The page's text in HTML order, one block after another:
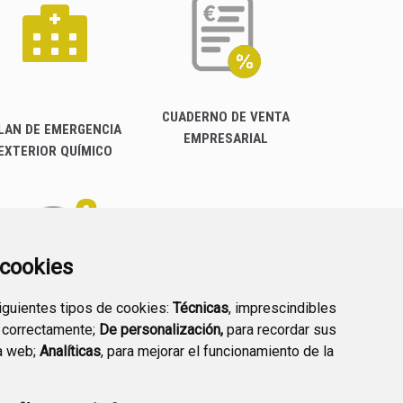
tipos de cookies: Técnicas, imprescindibles
De personalización, para recordar sus
web; Analíticas, para mejorar el funcionamiento de la
DE EMERGENCIA
QUÍMICO
CUADERNO DE VENTA
EMPRESARIAL
PREGUNTAS
FRECUENTES
PLAN DE ACCIÓN LOCAL
2030